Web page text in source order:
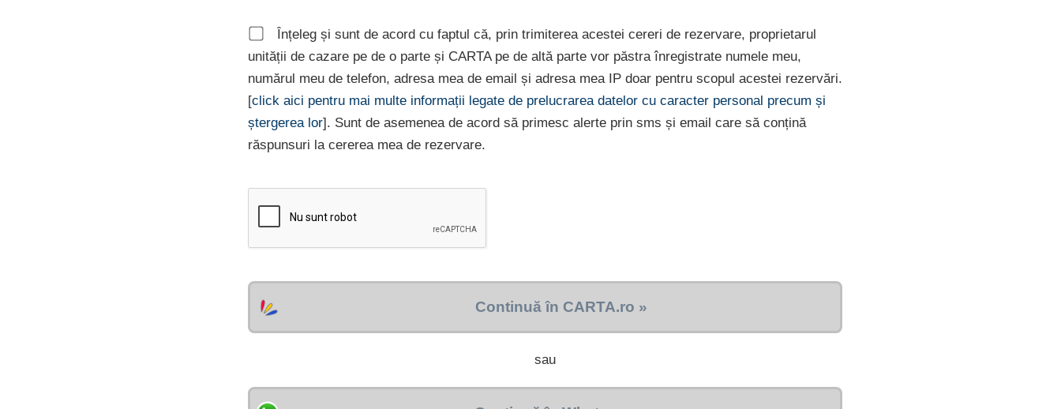
Înțeleg și sunt de acord cu faptul că, prin trimiterea acestei cereri de rezervare, proprietarul
unității de cazare pe de o parte și CARTA pe de altă parte vor păstra înregistrate numele meu,
numărul meu de telefon, adresa mea de email și adresa mea IP doar pentru scopul acestei rezervări.
[click aici pentru mai multe informații legate de prelucrarea datelor cu caracter personal precum și
ștergerea lor]. Sunt de asemenea de acord să primesc alerte prin sms și email care să conțină
răspunsuri la cererea mea de rezervare.
Continuă în CARTA.ro »
sau